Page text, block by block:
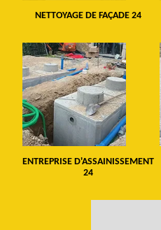
NETTOYAGE DE FAÇADE 24
ENTREPRISE D'ASSAINISSEMENT
24